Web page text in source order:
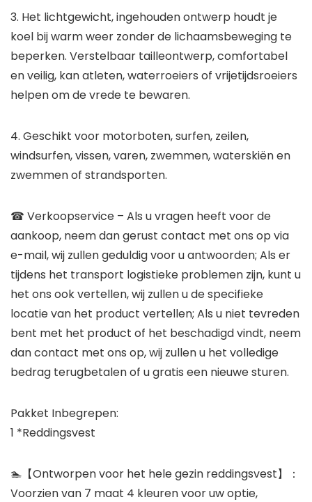
3. Het lichtgewicht, ingehouden ontwerp houdt je
koel bij warm weer zonder de lichaamsbeweging te
beperken. Verstelbaar tailleontwerp, comfortabel
en veilig, kan atleten, waterroeiers of vrijetijdsroeiers
helpen om de vrede te bewaren.
4. Geschikt voor motorboten, surfen, zeilen,
windsurfen, vissen, varen, zwemmen, waterskiën en
zwemmen of strandsporten.
☎ Verkoopservice – Als u vragen heeft voor de
aankoop, neem dan gerust contact met ons op via
e-mail, wij zullen geduldig voor u antwoorden; Als er
tijdens het transport logistieke problemen zijn, kunt u
het ons ook vertellen, wij zullen u de specifieke
locatie van het product vertellen; Als u niet tevreden
bent met het product of het beschadigd vindt, neem
dan contact met ons op, wij zullen u het volledige
bedrag terugbetalen of u gratis een nieuwe sturen.
Pakket Inbegrepen:
1 *Reddingsvest
🏊‍【Ontworpen voor het hele gezin reddingsvest】：
Voorzien van 7 maat 4 kleuren voor uw optie,